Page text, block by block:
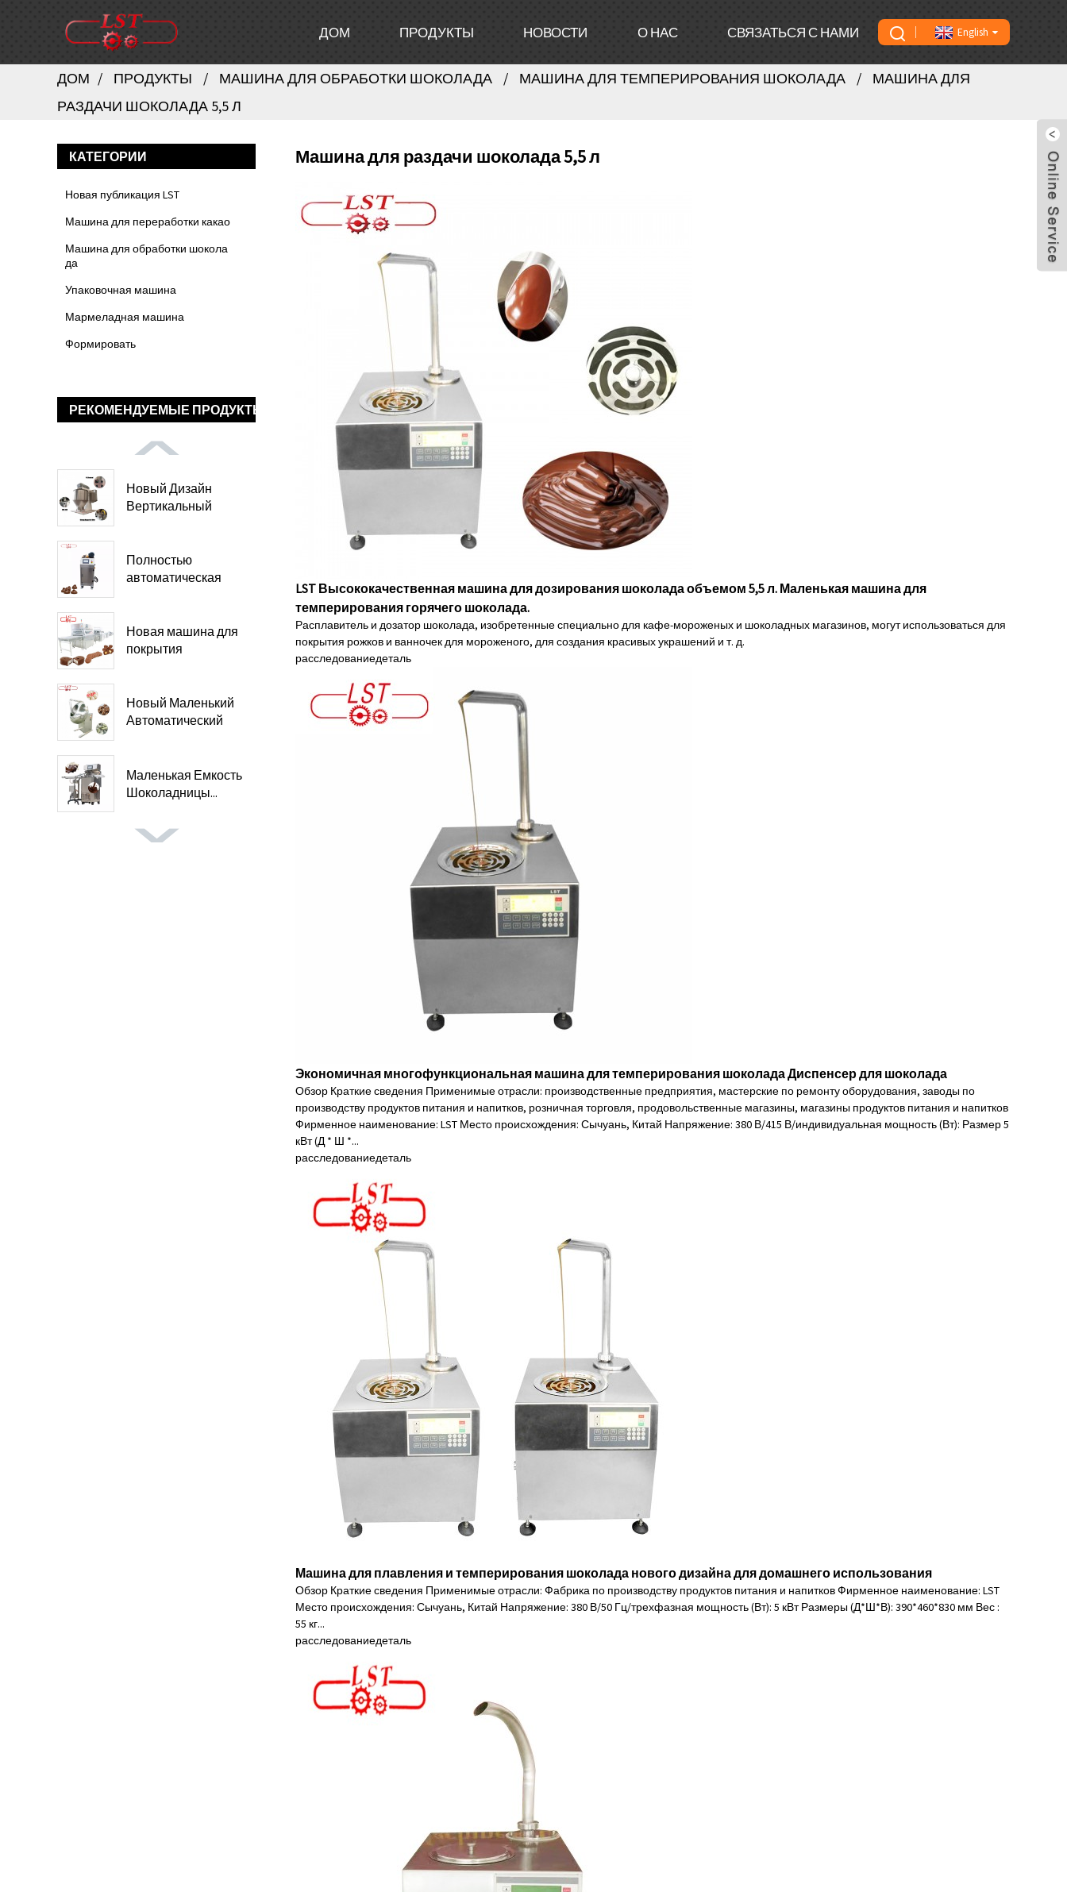
ДОМ ПРОДУКТЫ НОВОСТИ О НАС СВЯЗАТЬСЯ С НАМИ English
ДОМ ПРОДУКТЫ МАШИНА ДЛЯ ОБРАБОТКИ ШОКОЛАДА МАШИНА ДЛЯ ТЕМПЕРИРОВАНИЯ ШОКОЛАДА
МАШИНА ДЛЯ
РАЗДАЧИ ШОКОЛАДА 5,5 Л
КАТЕГОРИИ
Новая публикация LST
Машина для переработки какао
Машина для обработки шокола
да
Упаковочная машина
Мармеладная машина
Формировать
РЕКОМЕНДУЕМЫЕ ПРОДУКТЫ
Новый Дизайн
Вертикальный
Полностью
автоматическая
Новая машина для
покрытия
Новый Маленький
Автоматический
Маленькая Емкость
Шоколадницы...
Машина для раздачи шоколада 5,5 л
LST Высококачественная машина для дозирования шоколада объемом 5,5 л. Маленькая машина для
темперирования горячего шоколада.
Расплавитель и дозатор шоколада, изобретенные специально для кафе-мороженых и шоколадных магазинов, могут использоваться для
покрытия рожков и ванночек для мороженого, для создания красивых украшений и т. д.
расследованиедеталь
Экономичная многофункциональная машина для темперирования шоколада Диспенсер для шоколада
Обзор Краткие сведения Применимые отрасли: производственные предприятия, мастерские по ремонту оборудования, заводы по
производству продуктов питания и напитков, розничная торговля, продовольственные магазины, магазины продуктов питания и напитков
Фирменное наименование: LST Место происхождения: Сычуань, Китай Напряжение: 380 В/415 В/индивидуальная мощность (Вт): Размер 5
кВт (Д * Ш *...
расследованиедеталь
Машина для плавления и темперирования шоколада нового дизайна для домашнего использования
Обзор Краткие сведения Применимые отрасли: Фабрика по производству продуктов питания и напитков Фирменное наименование: LST
Место происхождения: Сычуань, Китай Напряжение: 380 В/50 Гц/трехфазная мощность (Вт): 5 кВт Размеры (Д*Ш*В): 390*460*830 мм Вес :
55 кг...
расследованиедеталь